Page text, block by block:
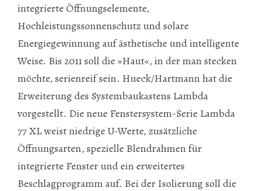
integrierte Öffnungselemente,
Hochleistungssonnenschutz und solare
Energiegewinnung auf ästhetische und intelligente
Weise. Bis 2011 soll die »Haut«, in der man stecken
möchte, serienreif sein. Hueck/Hartmann hat die
Erweiterung des Systembaukastens Lambda
vorgestellt. Die neue Fenstersystem-Serie Lambda
77 XL weist niedrige U-Werte, zusätzliche
Öffnungsarten, spezielle Blendrahmen für
integrierte Fenster und ein erweitertes
Beschlagprogramm auf. Bei der Isolierung soll die